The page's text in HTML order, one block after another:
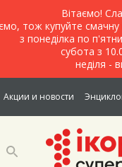
Вітаємо!
тож купуйте смачну
з понеділка по
субота з
неділя -
Акции и новости